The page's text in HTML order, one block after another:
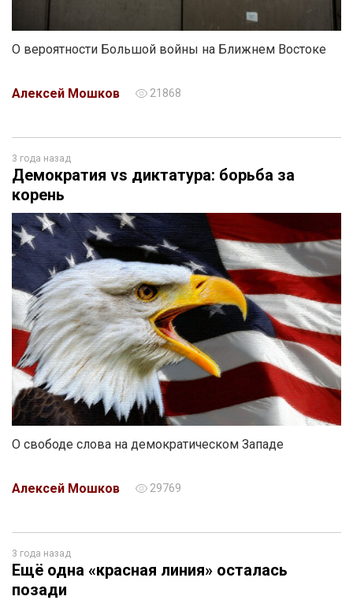
О вероятности Большой войны на Ближнем Востоке
Алексей Мошков 21868
3 года назад
Демократия vs диктатура: борьба за
корень
О свободе слова на демократическом Западе
Алексей Мошков 29769
3 года назад
Ещё одна «красная линия» осталась
позади